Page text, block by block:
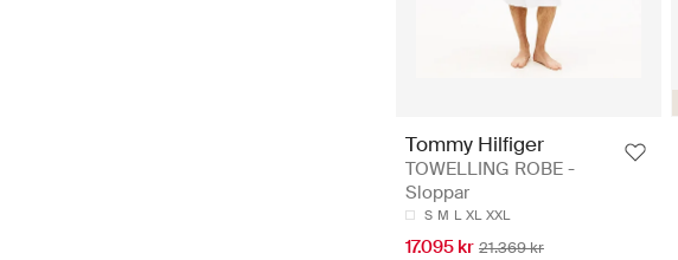
Tommy Hilfiger
TOWELLING ROBE -
Sloppar
S M L XL XXL
17.095 kr 21.369 kr